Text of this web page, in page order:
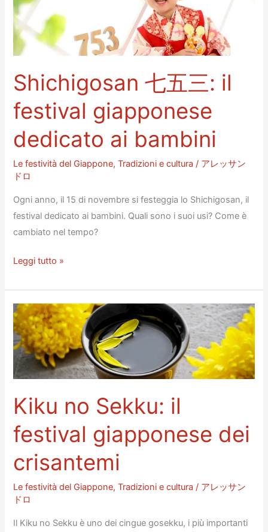
più
pericoloso
del
Shichigosan 七五三: il
festival giapponese
dedicato ai bambini
Le festività del Giappone,Tradizioni e cultura / アレッサン
ドロ
Ogni anno, il 15 di novembre si festeggia lo Shichigosan, il
festival dedicato ai bambini. Quali sono i suoi usi? Come è
cambiato nel tempo?
Shichigosan
五
三:
il
festival
giapponese
dedicato
bambini
Leggi tutto »
Kiku no Sekku: il
festival giapponese dei
crisantemi
Le festività del Giappone,Tradizioni e cultura / アレッサン
ドロ
Il Kiku no Sekku è uno dei cingue gosekku, i più importanti